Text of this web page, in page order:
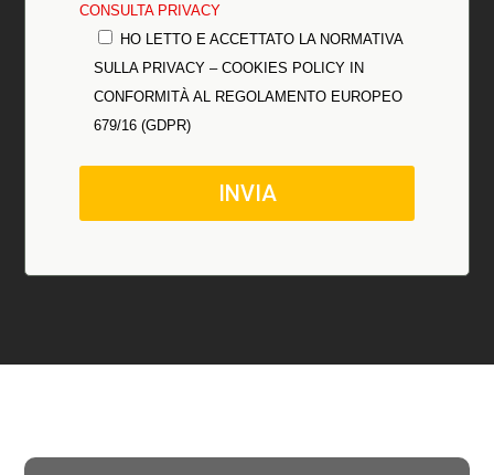
CONSULTA PRIVACY
HO LETTO E ACCETTATO LA NORMATIVA
SULLA PRIVACY – COOKIES POLICY IN
CONFORMITÀ AL REGOLAMENTO EUROPEO
679/16 (GDPR)
INVIA